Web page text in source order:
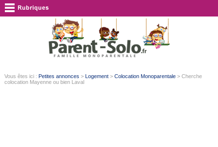
Vous êtes ici : Petites annonces > Logement> Colocation Monoparentale> Cherche
colocation Mayenne ou bien Laval